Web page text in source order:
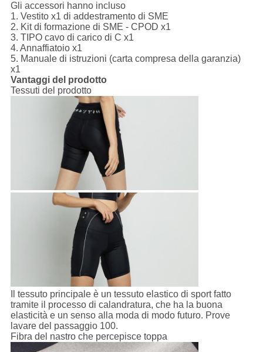
Gli accessori hanno incluso
1. Vestito x1 di addestramento di SME
2. Kit di formazione di SME - CPOD x1
3. TIPO cavo di carico di C x1
4. Annaffiatoio x1
5. Manuale di istruzioni (carta compresa della garanzia)
x1
Vantaggi del prodotto
Tessuti del prodotto
Il tessuto principale è un tessuto elastico di sport fatto
tramite il processo di calandratura, che ha la buona
elasticità e un senso alla moda di modo futuro. Prove
lavare del passaggio 100.
Fibra del nastro che percepisce toppa